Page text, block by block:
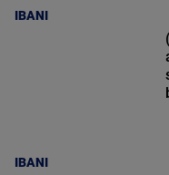
IBANI
IBANI